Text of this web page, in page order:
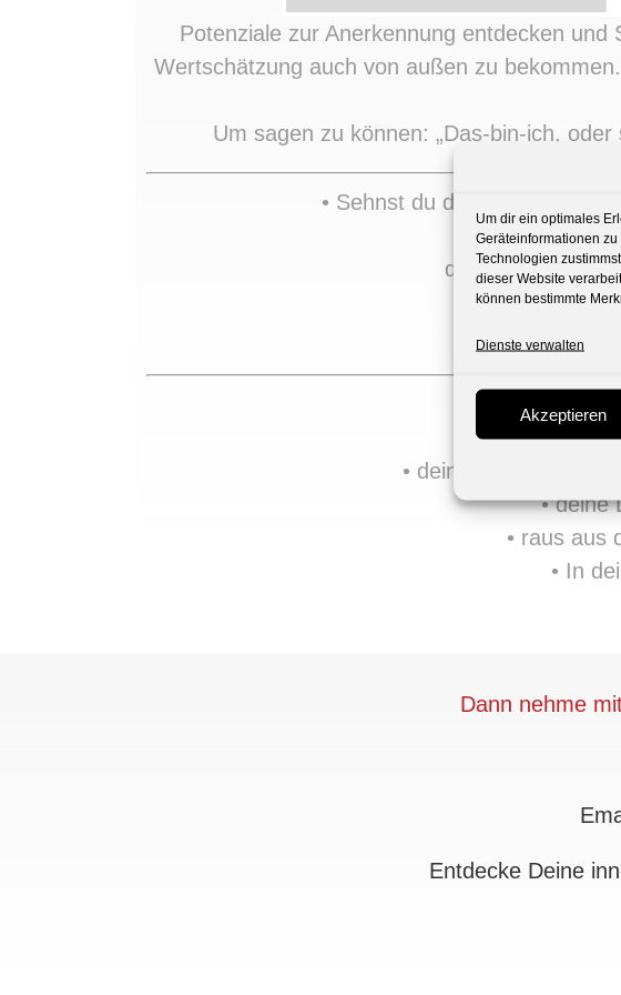
Um dir ein optimales
Geräteinformationen
Technologien
dieser Website
können bestimmte
Dienste verwalten
Akzeptieren
Potenziale zur Anerkennung entdecken
Wertschätzung auch von außen zu
Um sagen zu können: „Das-bin-ich,
• Sehnst du dich nach
• Sind da
die deinen
• Quälst du
• Hast du
• dein
• deine
• deine
• raus aus
• In
Dann nehme
Entdecke Deine